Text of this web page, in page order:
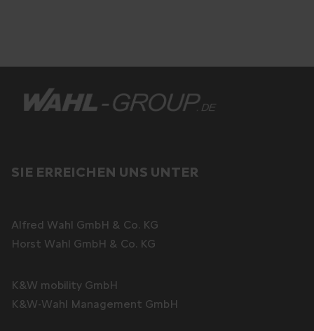
SIE ERREICHEN UNS UNTER
Alfred Wahl GmbH & Co. KG
Horst Wahl GmbH & Co. KG
K&W mobility GmbH
K&W-Wahl Management GmbH